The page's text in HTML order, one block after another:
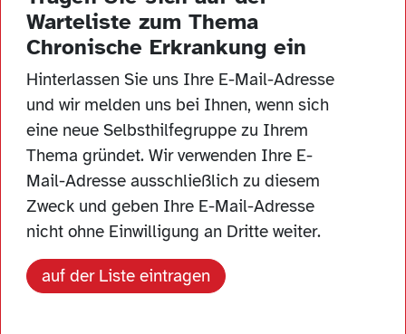
Warteliste zum Thema
Chronische Erkrankung ein
Hinterlassen Sie uns Ihre E-Mail-Adresse
und wir melden uns bei Ihnen, wenn sich
eine neue Selbsthilfegruppe zu Ihrem
Thema gründet. Wir verwenden Ihre E-
Mail-Adresse ausschließlich zu diesem
Zweck und geben Ihre E-Mail-Adresse
nicht ohne Einwilligung an Dritte weiter.
auf der Liste eintragen